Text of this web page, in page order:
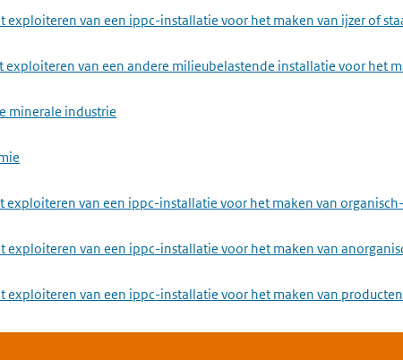
exploiteren van een ippc-installatie voor het maken van ijzer of
exploiteren van een andere milieubelastende installatie voor het
minerale industrie
exploiteren van een ippc-installatie voor het maken van
exploiteren van een ippc-installatie voor het maken van
exploiteren van een ippc-installatie voor het maken van